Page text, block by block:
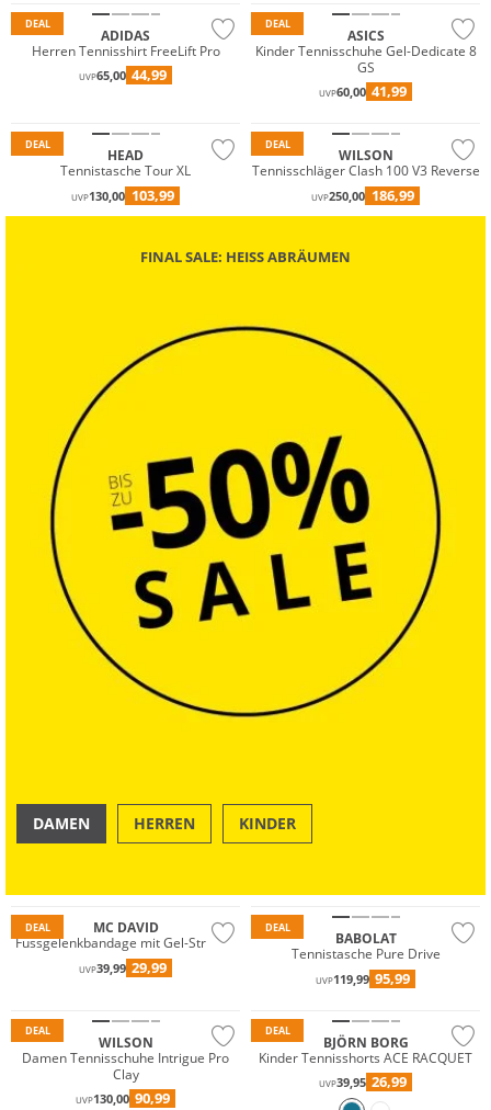
DEAL
ADIDAS
Herren Tennisshirt FreeLift Pro
UVP65,00 44,99
DEAL
ASICS
Kinder Tennisschuhe Gel-Dedicate 8
GS
UVP60,00 41,99
DEAL
HEAD
Tennistasche Tour XL
UVP130,00 103,99
DEAL
WILSON
Tennisschläger Clash 100 V3 Reverse
UVP250,00 186,99
FINAL SALE: HEISS ABRÄUMEN
DAMEN HERREN KINDER
DEAL
MC DAVID
Fussgelenkbandage mit Gel-Streben
UVP39,99 29,99
DEAL
BABOLAT
Tennistasche Pure Drive
UVP119,99 95,99
DEAL
WILSON
Damen Tennisschuhe Intrigue Pro
Clay
UVP130,00 90,99
DEAL
BJÖRN BORG
Kinder Tennisshorts ACE RACQUET
UVP39,95 26,99